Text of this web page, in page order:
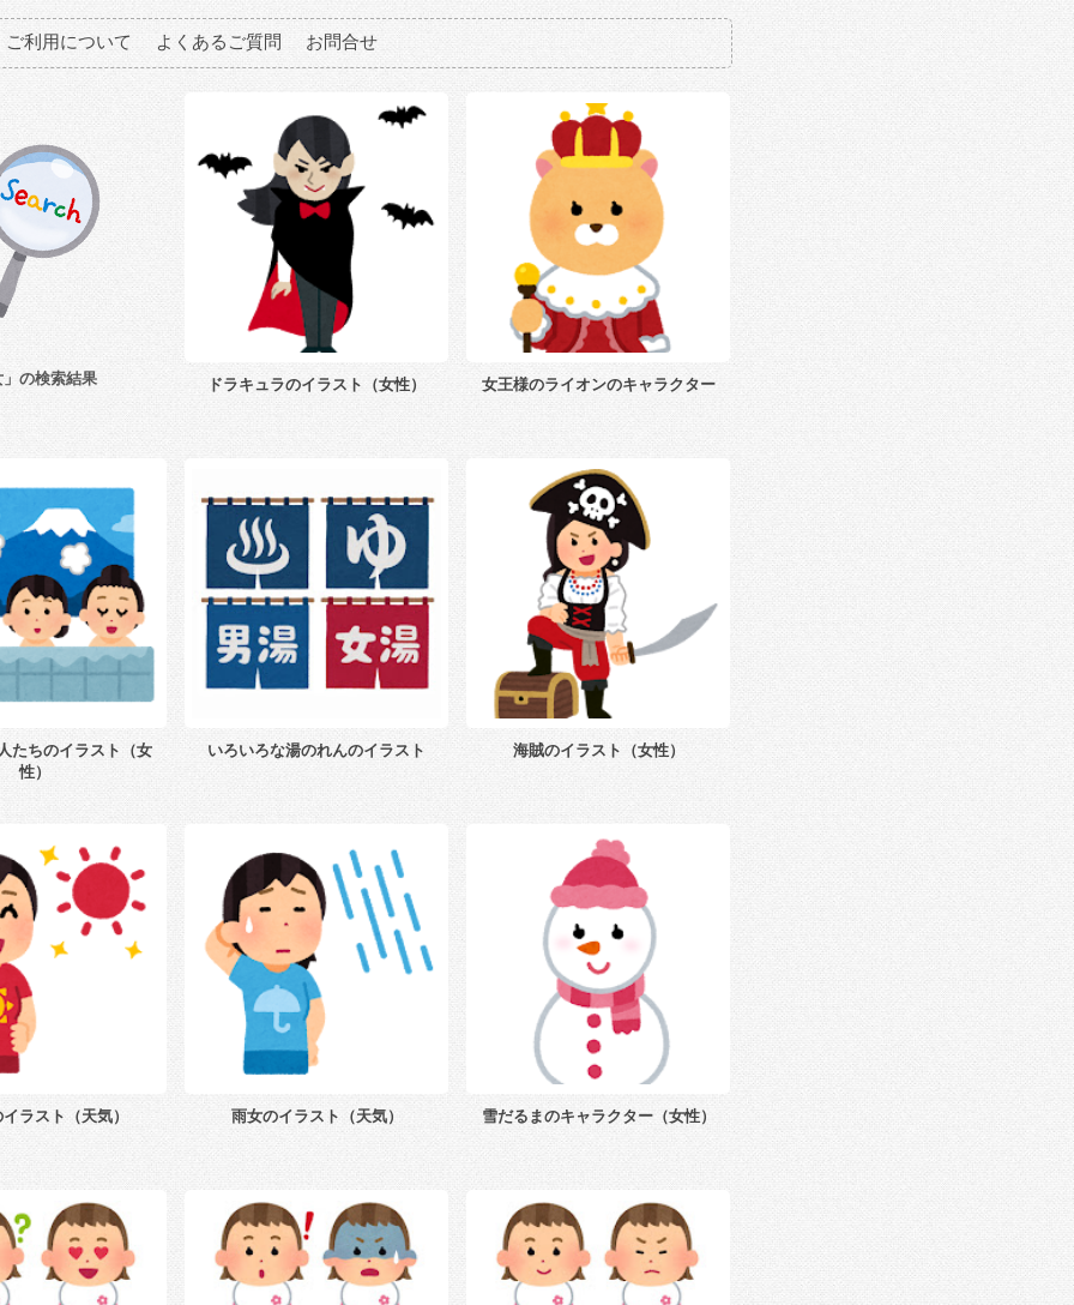
ご利用について よくあるご質問 お問合せ
」の検索結果 ドラキュラのイラスト（女性） 女王様のライオンのキャラクター
たちのイラスト（女
性）
いろいろな湯のれんのイラスト 海賊のイラスト（女性）
ラスト（天気） 雨女のイラスト（天気） 雪だるまのキャラクター（女性）